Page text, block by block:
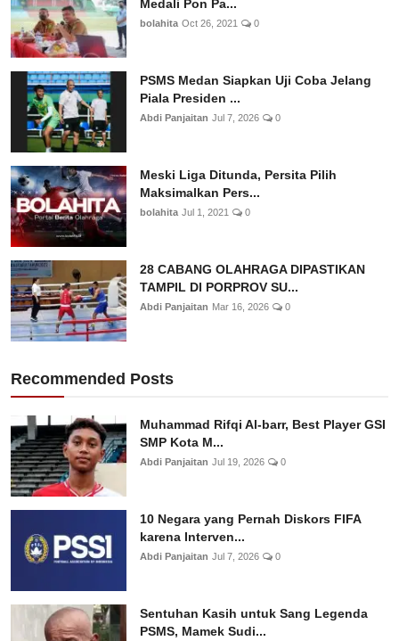
Medali Pon Pa...
bolahita Oct 26, 2021 0
PSMS Medan Siapkan Uji Coba Jelang
Piala Presiden ...
Abdi Panjaitan Jul 7, 2026 0
Meski Liga Ditunda, Persita Pilih
Maksimalkan Pers...
bolahita Jul 1, 2021 0
28 CABANG OLAHRAGA DIPASTIKAN
TAMPIL DI PORPROV SU...
Abdi Panjaitan Mar 16, 2026 0
Recommended Posts
Muhammad Rifqi Al-barr, Best Player GSI
SMP Kota M...
Abdi Panjaitan Jul 19, 2026 0
10 Negara yang Pernah Diskors FIFA
karena Interven...
Abdi Panjaitan Jul 7, 2026 0
Sentuhan Kasih untuk Sang Legenda
PSMS, Mamek Sudi...